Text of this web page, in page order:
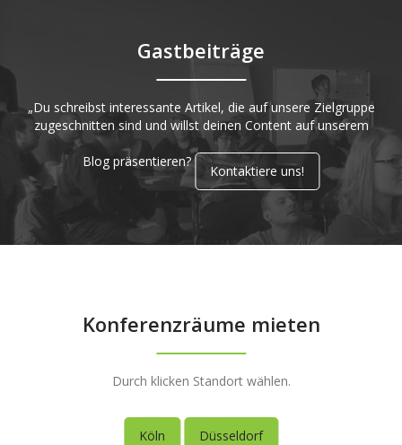
Gastbeiträge
„Du schreibst interessante Artikel, die auf unsere Zielgruppe
zugeschnitten sind und willst deinen Content auf unserem
Blog präsentieren?
Kontaktiere uns!
Konferenzräume mieten
Durch klicken Standort wählen.
Köln Düsseldorf